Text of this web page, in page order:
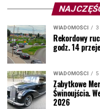
WIADOMOŚCI
Rekordowy
godz. 14
WIADOMOŚCI
Zabytkowe
Świnoujścia.
2026